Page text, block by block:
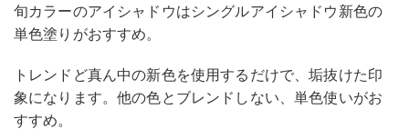
旬カラーのアイシャドウはシングルアイシャドウ新色の
単色塗りがおすすめ。
トレンドど真ん中の新色を使用するだけで、垢抜けた印
象になります。他の色とブレンドしない、単色使いがお
すすめ。